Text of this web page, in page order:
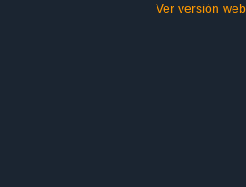
Ver versión web